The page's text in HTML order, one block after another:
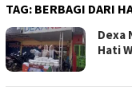
TAG: BERBAGI DARI
Dexa
Hati